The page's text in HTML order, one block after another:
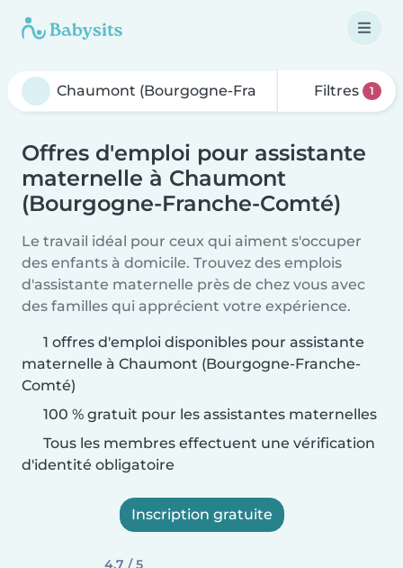
Filtres 1
Offres d'emploi pour assistante
maternelle à Chaumont
(Bourgogne-Franche-Comté)
Le travail idéal pour ceux qui aiment s'occuper
des enfants à domicile. Trouvez des emplois
d'assistante maternelle près de chez vous avec
des familles qui apprécient votre expérience.
1 offres d'emploi disponibles pour assistante
maternelle à Chaumont (Bourgogne-Franche-
Comté)
100 % gratuit pour les assistantes maternelles
Tous les membres effectuent une vérification
d'identité obligatoire
Inscription gratuite
4,7 / 5